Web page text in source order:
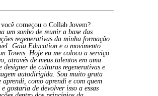
começou o Collab Jovem?
um sonho de reunir a base das
regenerativas da minha formação
Gaia Education e o movimento
Towns. Hoje eu me coloco a serviço
através de meus talentos em uma
designer de culturas regenerativas e
autodirigida. Sou muito grata
aprendi, como aprendi e com quem
gostaria de devolver isso a essas